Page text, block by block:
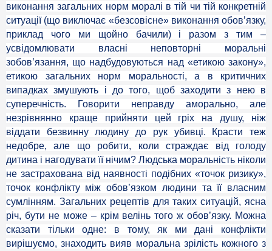
виконання загальних норм моралі в тій чи тій конкретній
ситуації (що виключає «безсовісне» виконання обов’язку,
приклад чого ми щойно бачили) і разом з тим –
усвідомлювати власні неповторні моральні
зобов’язання, що надбудовуються над «етикою закону»,
етикою загальних норм моральності, а в критичних
випадках змушують і до того, щоб заходити з нею в
суперечність. Говорити неправду аморально, але
незрівнянно краще прийняти цей гріх на душу, ніж
віддати безвинну людину до рук убивці. Красти теж
недобре, але що робити, коли страждає від голоду
дитина і нагодувати її нічим? Людська моральність ніколи
не застрахована від наявності подібних «точок ризику»,
точок конфлікту між обов’язком людини та її власним
сумлінням. Загальних рецептів для таких ситуацій, ясна
річ, бути не може – крім велінь того ж обов’язку. Можна
сказати тільки одне: в тому, як ми дані конфлікти
вирішуємо, знаходить вияв моральна зрілість кожного з